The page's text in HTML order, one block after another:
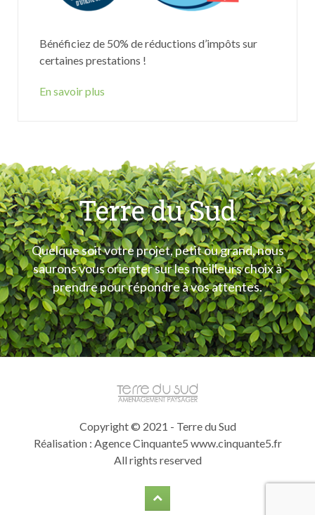
Bénéficiez de 50% de réductions d’impôts sur
certaines prestations !
En savoir plus
Terre du Sud
Quelque soit votre projet, petit ou grand, nous
saurons vous orienter sur les meilleurs choix à
prendre pour répondre à vos attentes.
Copyright © 2021 - Terre du Sud
Réalisation : Agence Cinquante5 www.cinquante5.fr
All rights reserved